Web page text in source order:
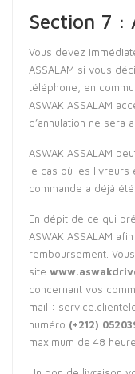
Section 7 :
Vous devez
ASSALAM si vous
téléphone, en
ASWAK ASSALAM
d’annulation ne sera
ASWAK ASSALAM
le cas où les livreurs
commande a déjà
En dépit de ce qui
ASWAK ASSALAM
remboursement.
site
concernant vos
mail :
numéro (+212)
maximum de 48